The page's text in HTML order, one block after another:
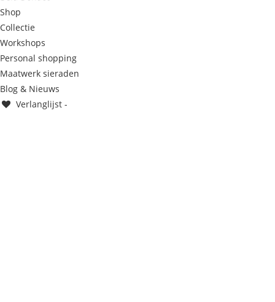
Shop
Collectie
Workshops
Personal shopping
Maatwerk sieraden
Blog & Nieuws
Verlanglijst -